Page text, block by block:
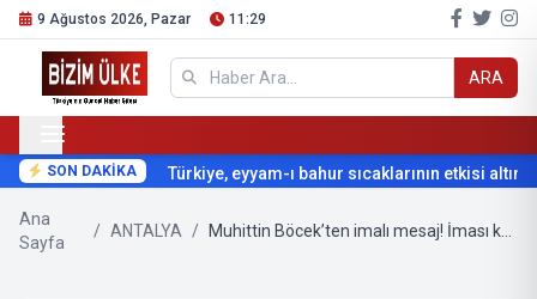
9 Ağustos 2026, Pazar 11:29
ARA
SON DAKİKA Türkiye, eyyam-ı bahur sıcaklarının etkisi altına
Ana
Sayfa
/ ANTALYA /